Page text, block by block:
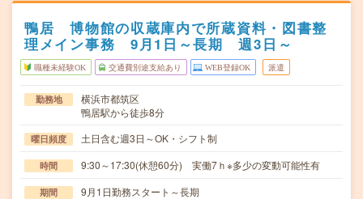
鴨居 博物館の収蔵庫内で所蔵資料・図書整
理メイン事務 9月1日～長期 週3日～
職種未経験OK 交通費別途支給あり WEB登録OK 派遣
勤務地
横浜市都筑区
鴨居駅から徒歩8分
曜日頻度 土日含む週3日～OK・シフト制
時間 9:30～17:30(休憩60分) 実働7ｈ※多少の変動可能性有
期間 9月1日勤務スタート～長期